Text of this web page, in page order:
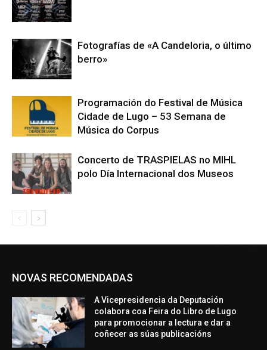
Fotografías de «A Candeloria, o último
berro»
Programación do Festival de Música
Cidade de Lugo – 53 Semana de
Música do Corpus
Concerto de TRASPIELAS no MIHL
polo Día Internacional dos Museos
NOVAS RECOMENDADAS
A Vicepresidencia da Deputación
colabora coa Feira do Libro de Lugo
para promocionar a lectura e dar a
coñecer as súas publicacións